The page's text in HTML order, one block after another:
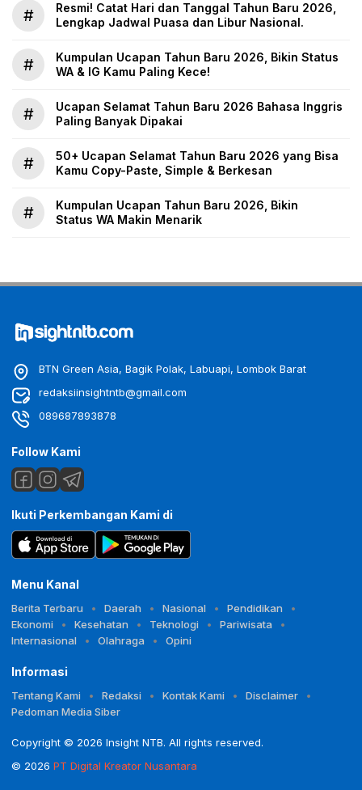
#
Resmi! Catat Hari dan Tanggal Tahun Baru 2026,
Lengkap Jadwal Puasa dan Libur Nasional.
#
Kumpulan Ucapan Tahun Baru 2026, Bikin Status
WA & IG Kamu Paling Kece!
#
Ucapan Selamat Tahun Baru 2026 Bahasa Inggris
Paling Banyak Dipakai
#
50+ Ucapan Selamat Tahun Baru 2026 yang Bisa
Kamu Copy-Paste, Simple & Berkesan
#
Kumpulan Ucapan Tahun Baru 2026, Bikin
Status WA Makin Menarik
BTN Green Asia, Bagik Polak, Labuapi, Lombok Barat
redaksiinsightntb@gmail.com
089687893878
Follow Kami
Ikuti Perkembangan Kami di
Menu Kanal
Berita Terbaru Daerah Nasional
Pendidikan
Ekonomi
Kesehatan Teknologi
Pariwisata
Internasional
Olahraga Opini
Informasi
Tentang Kami Redaksi Kontak Kami
Disclaimer
Pedoman Media Siber
Copyright © 2026 Insight NTB. All rights reserved.
© 2026 PT Digital Kreator Nusantara